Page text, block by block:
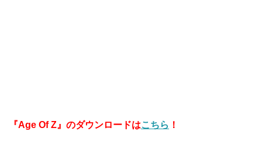
『Age Of Z』のダウンロードはこちら ！